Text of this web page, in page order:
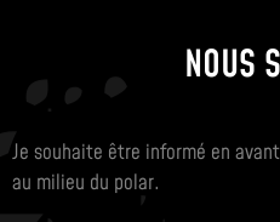
NOUS
Je souhaite être informé en
au milieu du polar.